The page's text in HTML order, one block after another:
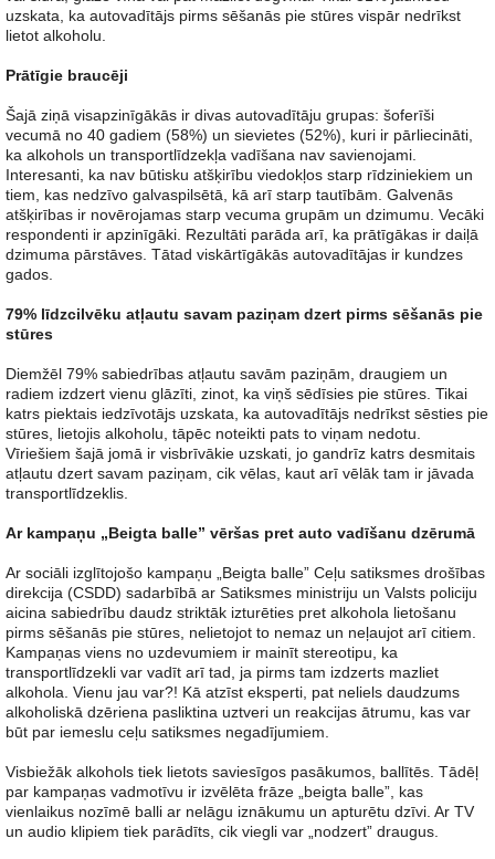
uzskata, ka autovadītājs pirms sēšanās pie stūres vispār nedrīkst
lietot alkoholu.
Prātīgie braucēji
Šajā ziņā visapzinīgākās ir divas autovadītāju grupas: šoferīši
vecumā no 40 gadiem (58%) un sievietes (52%), kuri ir pārliecināti,
ka alkohols un transportlīdzekļa vadīšana nav savienojami.
Interesanti, ka nav būtisku atšķirību viedokļos starp rīdziniekiem un
tiem, kas nedzīvo galvaspilsētā, kā arī starp tautībām. Galvenās
atšķirības ir novērojamas starp vecuma grupām un dzimumu. Vecāki
respondenti ir apzinīgāki. Rezultāti parāda arī, ka prātīgākas ir daiļā
dzimuma pārstāves. Tātad viskārtīgākās autovadītājas ir kundzes
gados.
79% līdzcilvēku atļautu savam paziņam dzert pirms sēšanās pie
stūres
Diemžēl 79% sabiedrības atļautu savām paziņām, draugiem un
radiem izdzert vienu glāzīti, zinot, ka viņš sēdīsies pie stūres. Tikai
katrs piektais iedzīvotājs uzskata, ka autovadītājs nedrīkst sēsties pie
stūres, lietojis alkoholu, tāpēc noteikti pats to viņam nedotu.
Vīriešiem šajā jomā ir visbrīvākie uzskati, jo gandrīz katrs desmitais
atļautu dzert savam paziņam, cik vēlas, kaut arī vēlāk tam ir jāvada
transportlīdzeklis.
Ar kampaņu „Beigta balle” vēršas pret auto vadīšanu dzērumā
Ar sociāli izglītojošo kampaņu „Beigta balle” Ceļu satiksmes drošības
direkcija (CSDD) sadarbībā ar Satiksmes ministriju un Valsts policiju
aicina sabiedrību daudz striktāk izturēties pret alkohola lietošanu
pirms sēšanās pie stūres, nelietojot to nemaz un neļaujot arī citiem.
Kampaņas viens no uzdevumiem ir mainīt stereotipu, ka
transportlīdzekli var vadīt arī tad, ja pirms tam izdzerts mazliet
alkohola. Vienu jau var?! Kā atzīst eksperti, pat neliels daudzums
alkoholiskā dzēriena pasliktina uztveri un reakcijas ātrumu, kas var
būt par iemeslu ceļu satiksmes negadījumiem.
Visbiežāk alkohols tiek lietots saviesīgos pasākumos, ballītēs. Tādēļ
par kampaņas vadmotīvu ir izvēlēta frāze „beigta balle”, kas
vienlaikus nozīmē balli ar nelāgu iznākumu un apturētu dzīvi. Ar TV
un audio klipiem tiek parādīts, cik viegli var „nodzert” draugus.